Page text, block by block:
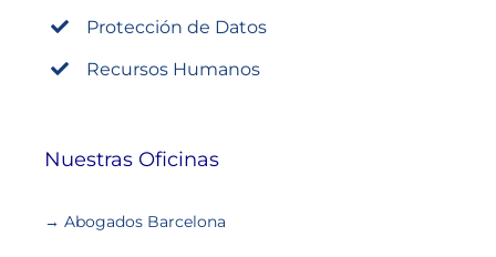
Protección de Datos
Recursos Humanos
Nuestras Oficinas
→ Abogados Barcelona